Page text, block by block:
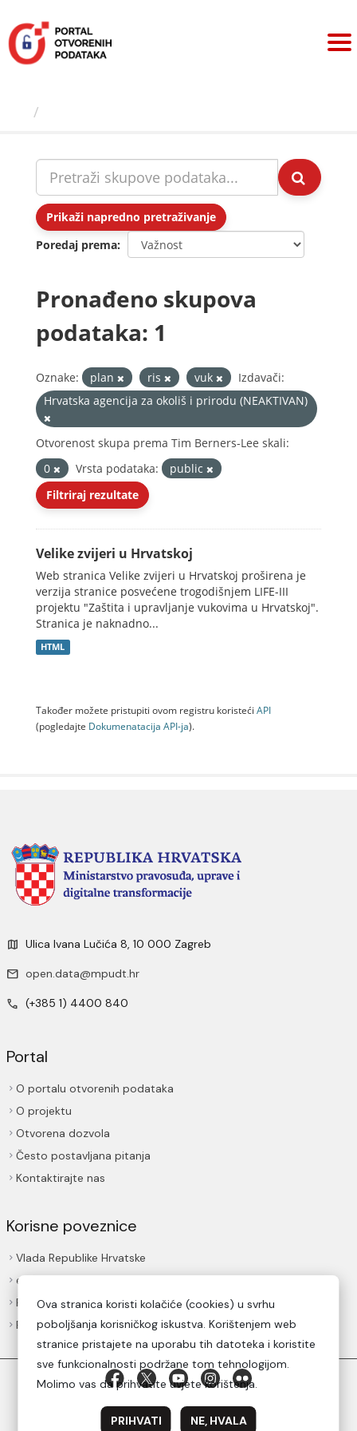
sadržaj
Prikaži napredno pretraživanje
Poredaj prema
Pronađeno skupova
podataka: 1
Oznake: plan ris vuk
Izdavači:
Hrvatska agencija za okoliš i prirodu (NEAKTIVAN)
Otvorenost skupa prema Tim Berners-Lee skali:
0
Vrsta podataka:
public
Filtriraj rezultate
Velike zvijeri u Hrvatskoj
Web stranica Velike zvijeri u Hrvatskoj proširena je
verzija stranice posvećene trogodišnjem LIFE-III
projektu "Zaštita i upravljanje vukovima u Hrvatskoj".
Stranica je naknadno...
HTML
Također možete pristupiti ovom registru koristeći API
(pogledajte Dokumenаtаcijа API-jа).